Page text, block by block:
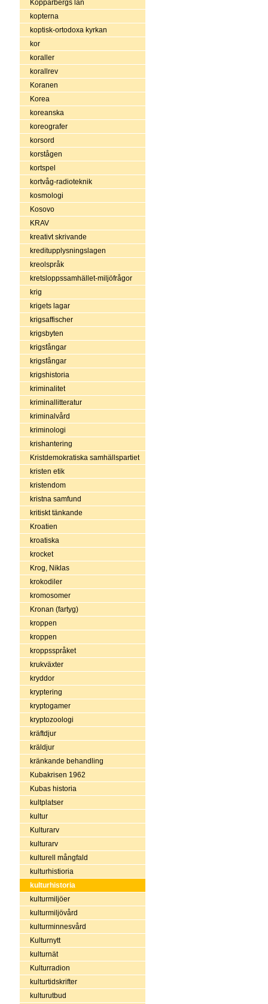
Kopparbergs län
kopterna
koptisk-ortodoxa kyrkan
kor
koraller
korallrev
Koranen
Korea
koreanska
koreografer
korsord
korstågen
kortspel
kortvåg-radioteknik
kosmologi
Kosovo
KRAV
kreativt skrivande
kreditupplysningslagen
kreolspråk
kretsloppssamhället-miljöfrågor
krig
krigets lagar
krigsaffischer
krigsbyten
krigsfångar
krigsfångar
krigshistoria
kriminalitet
kriminallitteratur
kriminalvård
kriminologi
krishantering
Kristdemokratiska samhällspartiet
kristen etik
kristendom
kristna samfund
kritiskt tänkande
Kroatien
kroatiska
krocket
Krog, Niklas
krokodiler
kromosomer
Kronan (fartyg)
kroppen
kroppen
kroppsspråket
krukväxter
kryddor
kryptering
kryptogamer
kryptozoologi
kräftdjur
kräldjur
kränkande behandling
Kubakrisen 1962
Kubas historia
kultplatser
kultur
Kulturarv
kulturarv
kulturell mångfald
kulturhistioria
kulturhistoria
kulturmiljöer
kulturmiljövård
kulturminnesvård
Kulturnytt
kulturnät
Kulturradion
kulturtidskrifter
kulturutbud